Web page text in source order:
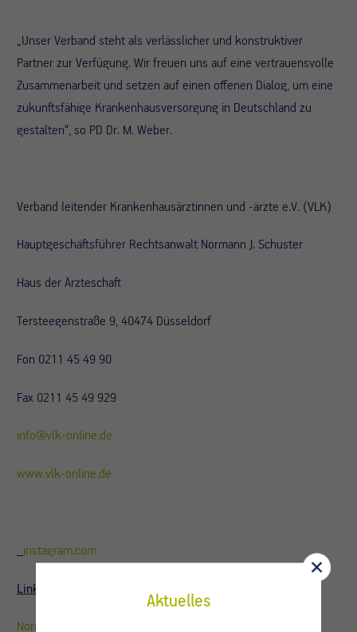
„Unser Verband steht als verlässlicher und konstruktiver
Partner zur Verfügung. Wir freuen uns auf eine vertrauensvolle
Zusammenarbeit und setzen auf einen offenen Dialog, um eine
zukunftsfähige Krankenhausversorgung in Deutschland zu
gestalten“, so PD Dr. M. Weber.
Verband leitender Krankenhausärztinnen und -ärzte e.V. (VLK)
Hauptgeschäftsführer Rechtsanwalt Normann J. Schuster
Haus der Ärzteschaft
Tersteegenstraße 9, 40474 Düsseldorf
Fon 0211 45 49 90
Fax 0211 45 49 929
info@vlk-online.de
www.vlk-online.de
instagram.com
LinkedIn
Normann Johannes Schuster
Aktuelles